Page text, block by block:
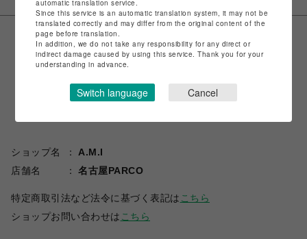
ショップ名
A.M.I
店舗名
名古屋PARCO
特定商取引法など法令に基づく表記は こちら
ショップお問い合わせは こちら
automatic translation service.
Since this service is an automatic translation system, it may not be
translated correctly and may differ from the original content of the
page before translation.
In addition, we do not take any responsibility for any direct or
indirect damage caused by using this service. Thank you for your
understanding in advance.
Switch language Cancel